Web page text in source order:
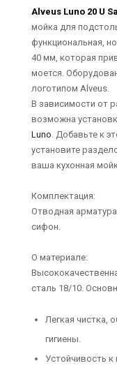
Alveus Luno 20 U
мойка для
функциональная,
40 мм, которая
моется.
логотипом Alveus.
В зависимости от
возможна
Luno. Добавьте к
установите
ваша кухонная
Комплектация:
Отводная
сифон.
О материале:
сталь 18/10.
Легкая чистка,
гигиены.
Устойчивость